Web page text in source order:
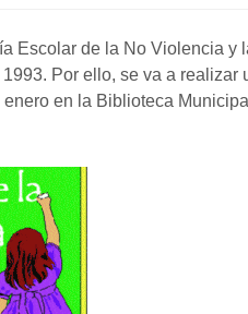
Escolar de la No Violencia y
Por ello, se va a realizar
en la Biblioteca